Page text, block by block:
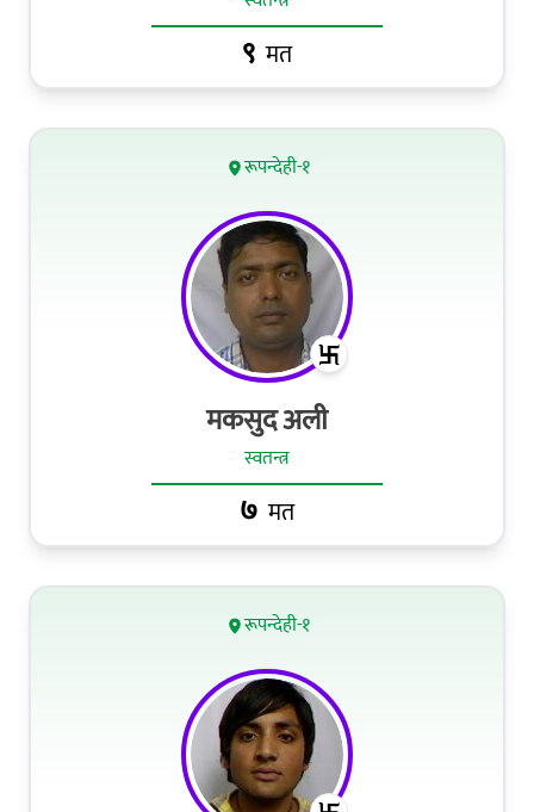
९ मत
रूपन्देही-१
मकसुद अली
स्वतन्त्र
७ मत
रूपन्देही-१